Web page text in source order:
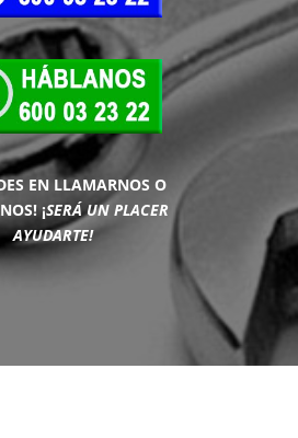
EN LLAMARNOS O
¡SERÁ UN PLACER
AYUDARTE!